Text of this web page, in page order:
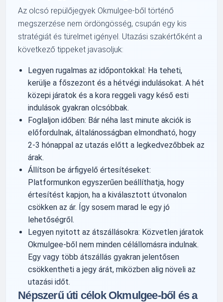
Az olcsó repülőjegyek Okmulgee-ből történő
megszerzése nem ördöngösség, csupán egy kis
stratégiát és türelmet igényel. Utazási szakértőként a
következő tippeket javasoljuk:
Legyen rugalmas az időpontokkal: Ha teheti,
kerülje a főszezont és a hétvégi indulásokat. A hét
közepi járatok és a kora reggeli vagy késő esti
indulások gyakran olcsóbbak.
Foglaljon időben: Bár néha last minute akciók is
előfordulnak, általánosságban elmondható, hogy
2-3 hónappal az utazás előtt a legkedvezőbbek az
árak.
Állítson be árfigyelő értesítéseket:
Platformunkon egyszerűen beállíthatja, hogy
értesítést kapjon, ha a kiválasztott útvonalon
csökken az ár. Így sosem marad le egy jó
lehetőségről.
Legyen nyitott az átszállásokra: Közvetlen járatok
Okmulgee-ből nem minden célállomásra indulnak.
Egy vagy több átszállás gyakran jelentősen
csökkentheti a jegy árát, miközben alig növeli az
utazási időt.
Népszerű úti célok Okmulgee-ből és a